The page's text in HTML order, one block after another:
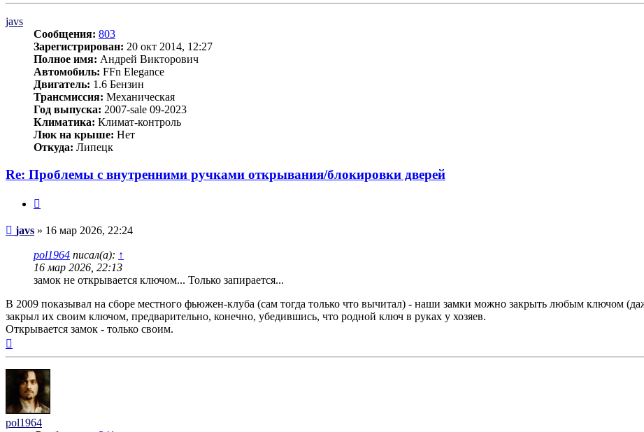
javs
Сообщения: 803
Зарегистрирован: 20 окт 2014, 12:27
Полное имя: Андрей Викторович
Автомобиль: FFn Elegance
Двигатель: 1.6 Бензин
Трансмиссия: Механическая
Год выпуска: 2007-sale 09-2023
Климатика: Климат-контроль
Люк на крыше: Нет
Откуда: Липецк
Re: Проблемы с внутренними ручками открывания/блокировки дверей
Сообщение
javs » 16 мар 2026, 22:24
pol1964 писал(а): ↑
16 мар 2026, 22:13
замок не открывается ключом... Только запирается...
В 2009 показывал на сборе местного фьюжен-клуба (сам тогда только что вычитал) - наши замки можно закрыть любым ключом
закрыл их своим ключом, предварительно, конечно, убедившись, что родной ключ в руках у хозяев.
Открывается замок - только своим.
pol1964